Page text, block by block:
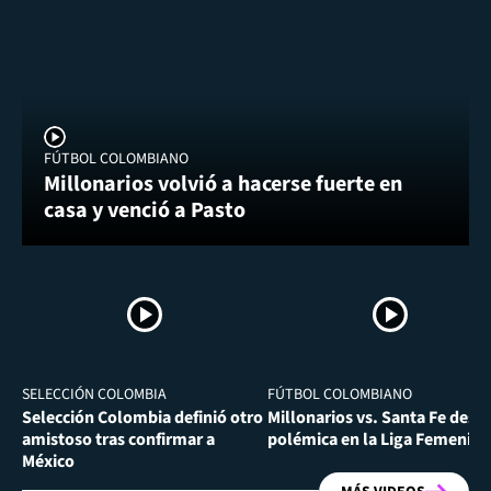
FÚTBOL COLOMBIANO
Millonarios volvió a hacerse fuerte en
casa y venció a Pasto
SELECCIÓN COLOMBIA
Selección Colombia definió otro
amistoso tras confirmar a
México
FÚTBOL COLOMBIANO
Millonarios vs. Santa Fe
polémica en la Liga Femenina